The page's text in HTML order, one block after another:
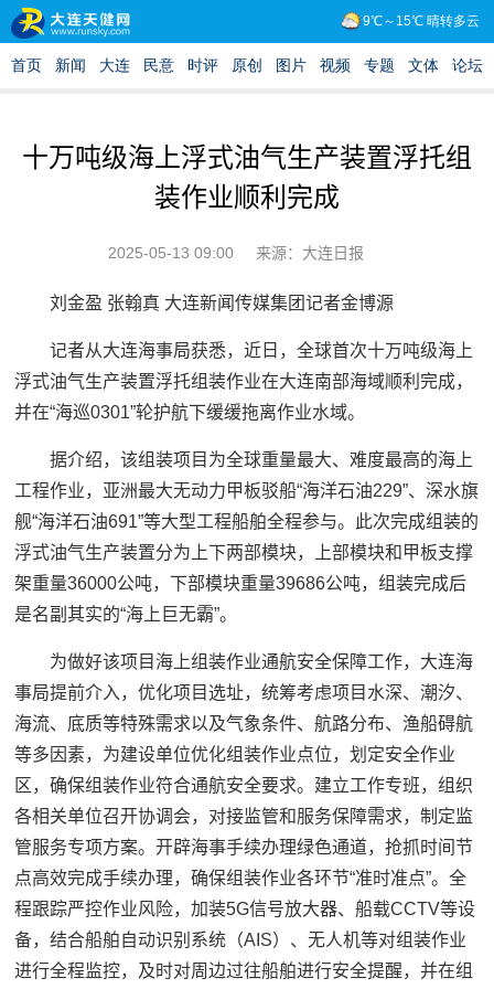
十万吨级海上浮式油气生产装置浮托组
装作业顺利完成
2025-05-13 09:00 来源：大连日报
刘金盈 张翰真 大连新闻传媒集团记者金博源
记者从大连海事局获悉，近日，全球首次十万吨级海上
浮式油气生产装置浮托组装作业在大连南部海域顺利完成，
并在“海巡0301”轮护航下缓缓拖离作业水域。
据介绍，该组装项目为全球重量最大、难度最高的海上
工程作业，亚洲最大无动力甲板驳船“海洋石油229”、深水旗
舰“海洋石油691”等大型工程船舶全程参与。此次完成组装的
浮式油气生产装置分为上下两部模块，上部模块和甲板支撑
架重量36000公吨，下部模块重量39686公吨，组装完成后
是名副其实的“海上巨无霸”。
为做好该项目海上组装作业通航安全保障工作，大连海
事局提前介入，优化项目选址，统筹考虑项目水深、潮汐、
海流、底质等特殊需求以及气象条件、航路分布、渔船碍航
等多因素，为建设单位优化组装作业点位，划定安全作业
区，确保组装作业符合通航安全要求。建立工作专班，组织
各相关单位召开协调会，对接监管和服务保障需求，制定监
管服务专项方案。开辟海事手续办理绿色通道，抢抓时间节
点高效完成手续办理，确保组装作业各环节“准时准点”。全
程跟踪严控作业风险，加装5G信号放大器、船载CCTV等设
备，结合船舶自动识别系统（AIS）、无人机等对组装作业
进行全程监控，及时对周边过往船舶进行安全提醒，并在组